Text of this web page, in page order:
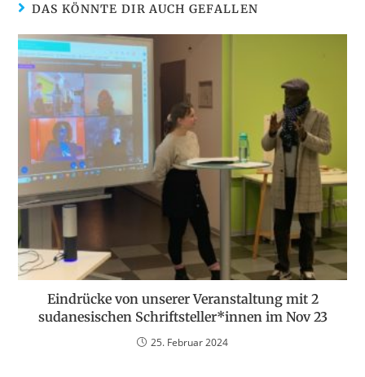
DAS KÖNNTE DIR AUCH GEFALLEN
Eindrücke von unserer Veranstaltung mit 2
sudanesischen Schriftsteller*innen im Nov 23
25. Februar 2024